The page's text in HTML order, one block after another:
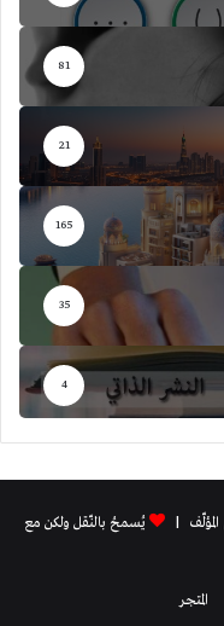
81
21
165
35
4
يُسمحُ بالنّقل ولكن مع
المتجر